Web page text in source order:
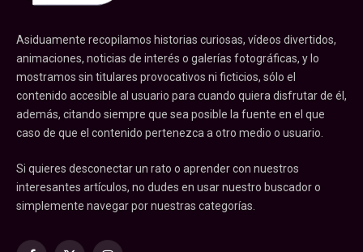
Asiduamente recopilamos historias curiosas, vídeos divertidos,
animaciones, noticias de interés o galerías fotográficas, y lo
mostramos sin titulares provocativos ni ficticios, sólo el
contenido accesible al usuario para cuando quiera disfrutar de él,
además, citando siempre que sea posible la fuente en el que
caso de que el contenido pertenezca a otro medio o usuario.
Si quieres desconectar un rato o aprender con nuestros
interesantes artículos, no dudes en usar nuestro buscador o
simplemente navegar por nuestras categorías.